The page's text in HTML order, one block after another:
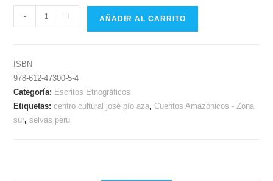
- + AÑADIR AL CARRITO
ISBN
978-612-47300-5-4
Categoría: Escritos Etnográficos
Etiquetas:centro cultural josé pío aza,Cuentos Amazónicos - Zona
sur,selvas peru